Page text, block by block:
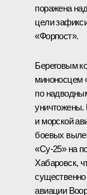
поражена
цели
«Форпост».
Береговым
миноносцем
по
уничтожены.
и морской
боевых
«Су-25» на
Хабаровск,
авиации